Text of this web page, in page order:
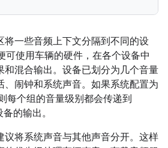
将一些音频上下文分隔到不同的设
可使用车辆的硬件，在各个设备中
和混合输出。设备已划分为几个音量
、闹钟和系统声音。如果系统配置为
每个组的音量级别都会传递到
的输出。
议将系统声音与其他声音分开。这样